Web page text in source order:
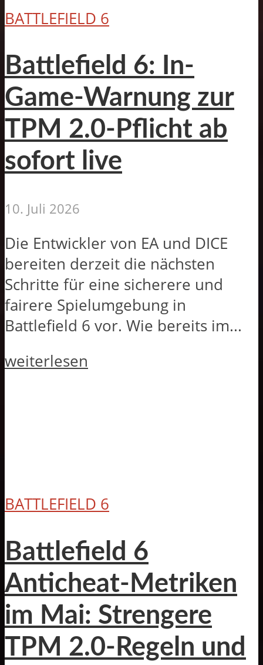
BATTLEFIELD 6
Battlefield 6: In-
Game-Warnung zur
TPM 2.0-Pflicht ab
sofort live
10. Juli 2026
Die Entwickler von EA und DICE
bereiten derzeit die nächsten
Schritte für eine sicherere und
fairere Spielumgebung in
Battlefield 6 vor. Wie bereits im...
weiterlesen
BATTLEFIELD 6
Battlefield 6
Anticheat-Metriken
im Mai: Strengere
TPM 2.0-Regeln und